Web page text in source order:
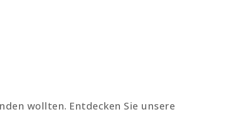
wollten. Entdecken Sie unsere